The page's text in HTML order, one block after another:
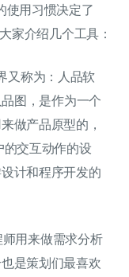
使用习惯决定了
家介绍几个工具：
又称为：人品软
图，是作为一个
做产品原型的，
交互动作的设
计和程序开发的
用来做需求分析
是策划们最喜欢